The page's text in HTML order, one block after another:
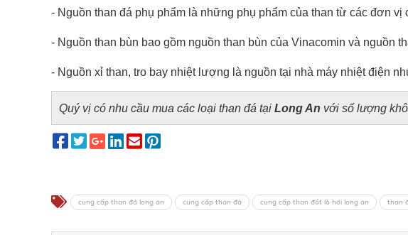
- Nguồn than đá phụ phẩm là những phụ phẩm của than từ các đơn vị
- Nguồn than bùn bao gồm nguồn than bùn của Vinacomin và nguồn
- Nguồn xỉ than, tro bay nhiệt lượng là nguồn tại nhà máy nhiệt điện
Quý vị có nhu cầu mua các loại than đá tại Long An với số lượng
cung cấp than đá long an cung cấp than đá cung cấp than đốt lò hơi long an than